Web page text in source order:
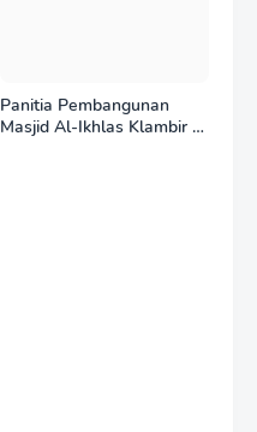
Panitia Pembangunan
Masjid Al-Ikhlas Klambir V